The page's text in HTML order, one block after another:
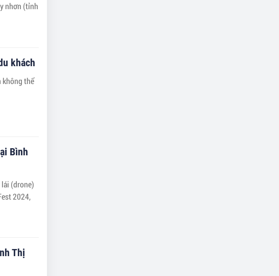
nhơn (tỉnh
khách
không thể
Bình
(drone)
2024,
Thị